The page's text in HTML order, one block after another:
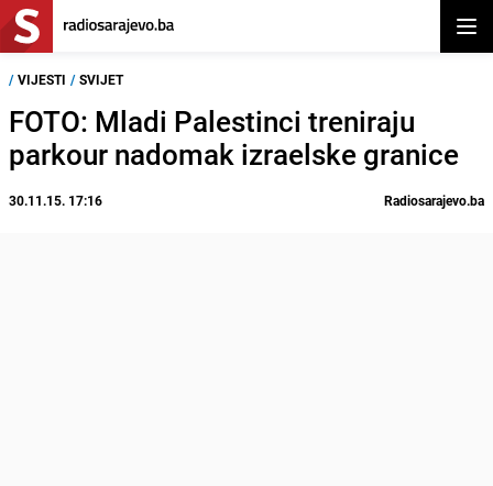
/ VIJESTI / SVIJET
FOTO: Mladi Palestinci treniraju
parkour nadomak izraelske granice
30.11.15. 17:16 Radiosarajevo.ba